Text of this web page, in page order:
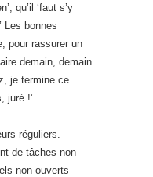
qu’il ‘faut s’y
Les bonnes
pour rassurer un
demain, demain
je termine ce
juré !’
réguliers.
de tâches non
non ouverts